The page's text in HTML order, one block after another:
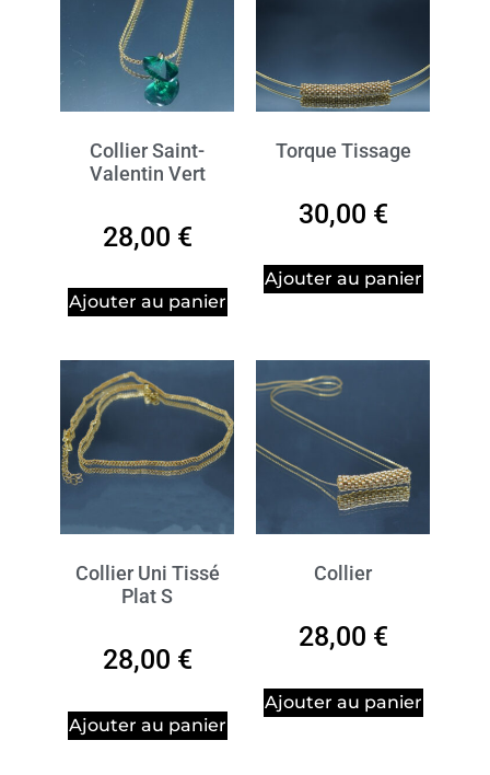
Collier Saint-
Valentin Vert
28,00 €
Ajouter au panier
Torque Tissage
30,00 €
Ajouter au panier
Collier Uni Tissé
Plat S
28,00 €
Ajouter au panier
Collier
28,00 €
Ajouter au panier